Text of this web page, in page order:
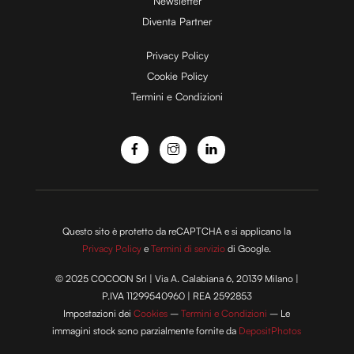
e
o
Diventa Partner
Privacy Policy
Cookie Policy
Termini e Condizioni
Questo sito è protetto da reCAPTCHA e si applicano la
Privacy Policy eTermini di servizio di Google.
© 2025 COCOON Srl | Via A. Calabiana 6, 20139 Milano |
P.IVA 11299540960 | REA 2592853
Impostazioni deiCookies –Termini e Condizioni – Le
immagini stock sono parzialmente fornite da DepositPhotos